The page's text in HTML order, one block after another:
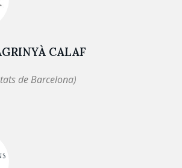
CALAF
de Barcelona)